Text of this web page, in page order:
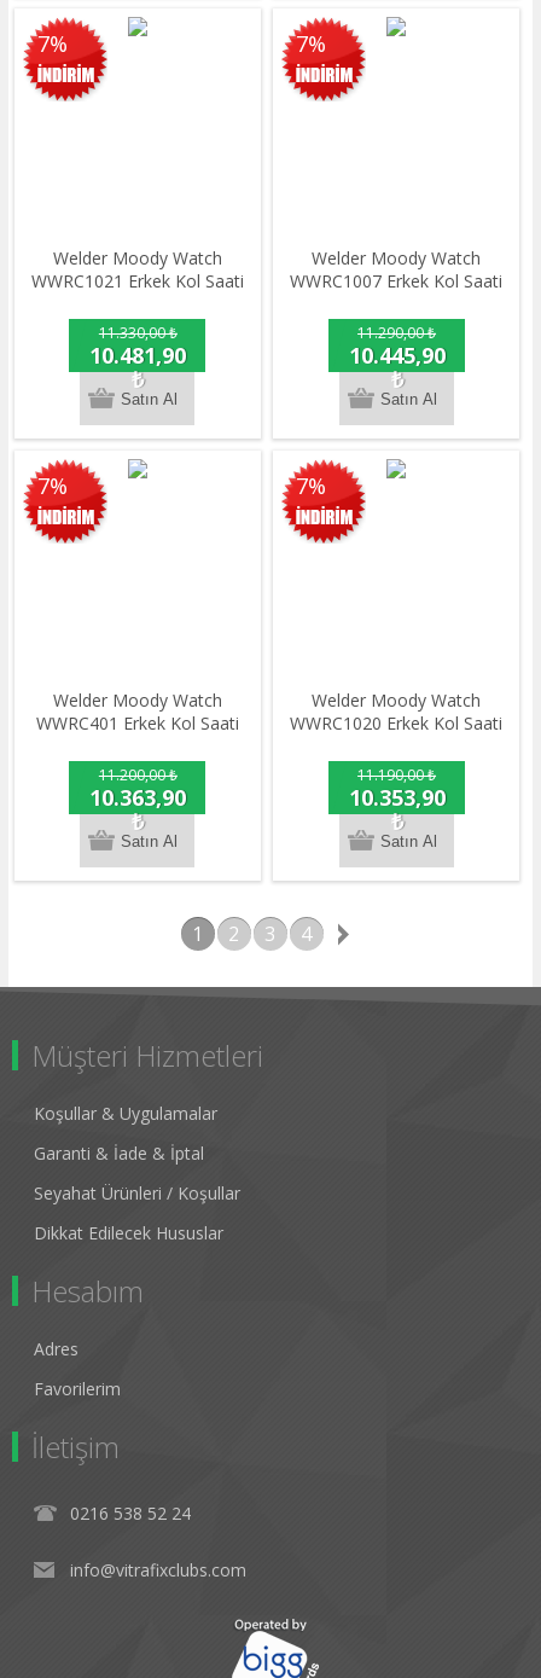
7%
Welder Moody Watch
WWRC1021 Erkek Kol Saati
11.330,00 ₺
10.481,90
₺
7%
Welder Moody Watch
WWRC1007 Erkek Kol Saati
11.290,00 ₺
10.445,90
₺
7%
Welder Moody Watch
WWRC401 Erkek Kol Saati
11.200,00 ₺
10.363,90
₺
7%
Welder Moody Watch
WWRC1020 Erkek Kol Saati
11.190,00 ₺
10.353,90
₺
1 2 3 4
Müşteri Hizmetleri
Koşullar & Uygulamalar
Garanti & İade & İptal
Seyahat Ürünleri / Koşullar
Dikkat Edilecek Hususlar
Hesabım
Adres
Favorilerim
İletişim
0216 538 52 24
info@vitrafixclubs.com